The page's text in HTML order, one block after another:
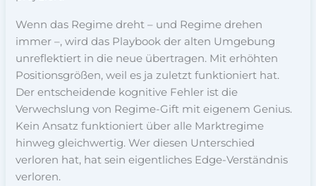
Wenn das Regime dreht – und Regime drehen
immer –, wird das Playbook der alten Umgebung
unreflektiert in die neue übertragen. Mit erhöhten
Positionsgrößen, weil es ja zuletzt funktioniert hat.
Der entscheidende kognitive Fehler ist die
Verwechslung von Regime-Gift mit eigenem Genius.
Kein Ansatz funktioniert über alle Marktregime
hinweg gleichwertig. Wer diesen Unterschied
verloren hat, hat sein eigentliches Edge-Verständnis
verloren.